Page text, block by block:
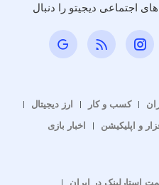
اجتماعی دیجیتو را دنبال
کسب و کار
ارز دیجیتال
و اپلیکیشن اخبار بازی
استارلینک در ایران